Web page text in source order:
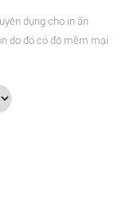
dụng cho in ấn
do đó có độ mềm mại